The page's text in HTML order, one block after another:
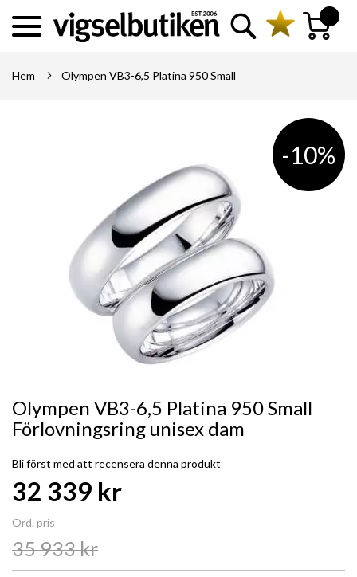
Sök
Min
Hem Olympen VB3-6,5 Platina 950 Small
Olympen VB3-6,5 Platina 950 Small
Förlovningsring unisex dam
Bli först med att recensera denna produkt
Special
Price
32 339 kr
Ord. pris
35 933 kr
-10%